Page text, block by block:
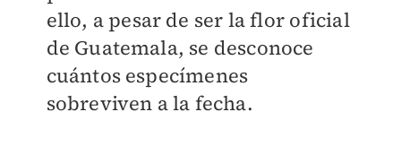
ello, a pesar de ser la flor oficial
de Guatemala, se desconoce
cuántos especímenes
sobreviven a la fecha.